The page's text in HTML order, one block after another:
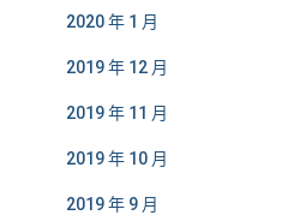
2020 年 1 月
2019 年 12 月
2019 年 11 月
2019 年 10 月
2019 年 9 月